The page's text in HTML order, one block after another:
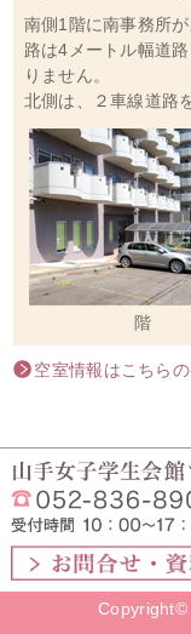
南側1階に南事務所
路は4メートル幅道
りません。
北側は、２車線道路
階
空室情報はこちら
Copyright©